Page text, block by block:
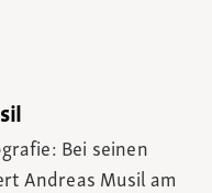
Bei seinen
Andreas Musil am